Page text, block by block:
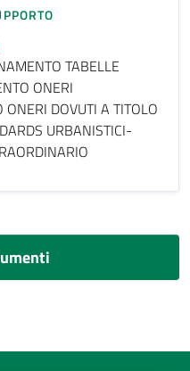
TABELLE
ONERI
DOVUTI A TITOLO
URBANISTICI-